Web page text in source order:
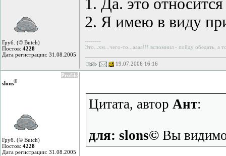
Груб. (© Butch)
Постов: 4228
Дата регистрации: 31.08.2005
1. Да. это
2. Я имею в виду
--------
Это...хм...чего-то...аааа!!! вспомнил - пойду обедать, а
19.07.2006 16:16
Profile
slons©
Груб. (© Butch)
Постов: 4228
Дата регистрации: 31.08.2005
Цитата, автор Ант:
для: slons© Вы